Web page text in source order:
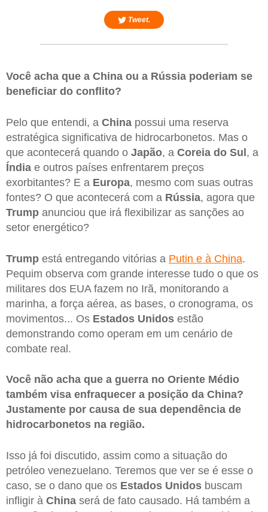
Tweet.
Você acha que a China ou a Rússia poderiam se
beneficiar do conflito?
Pelo que entendi, a China possui uma reserva
estratégica significativa de hidrocarbonetos. Mas o
que acontecerá quando o Japão, a Coreia do Sul , a
Índia e outros países enfrentarem preços
exorbitantes? E a Europa, mesmo com suas outras
fontes? O que acontecerá com a Rússia, agora que
Trump anunciou que irá flexibilizar as sanções ao
setor energético?
Trump está entregando vitórias a Putin e à China.
Pequim observa com grande interesse tudo o que os
militares dos EUA fazem no Irã, monitorando a
marinha, a força aérea, as bases, o cronograma, os
movimentos... Os Estados Unidos estão
demonstrando como operam em um cenário de
combate real.
Você não acha que a guerra no Oriente Médio
também visa enfraquecer a posição da China?
Justamente por causa de sua dependência de
hidrocarbonetos na região.
Isso já foi discutido, assim como a situação do
petróleo venezuelano. Teremos que ver se é esse o
caso, se o dano que os Estados Unidos buscam
infligir à China será de fato causado. Há também a